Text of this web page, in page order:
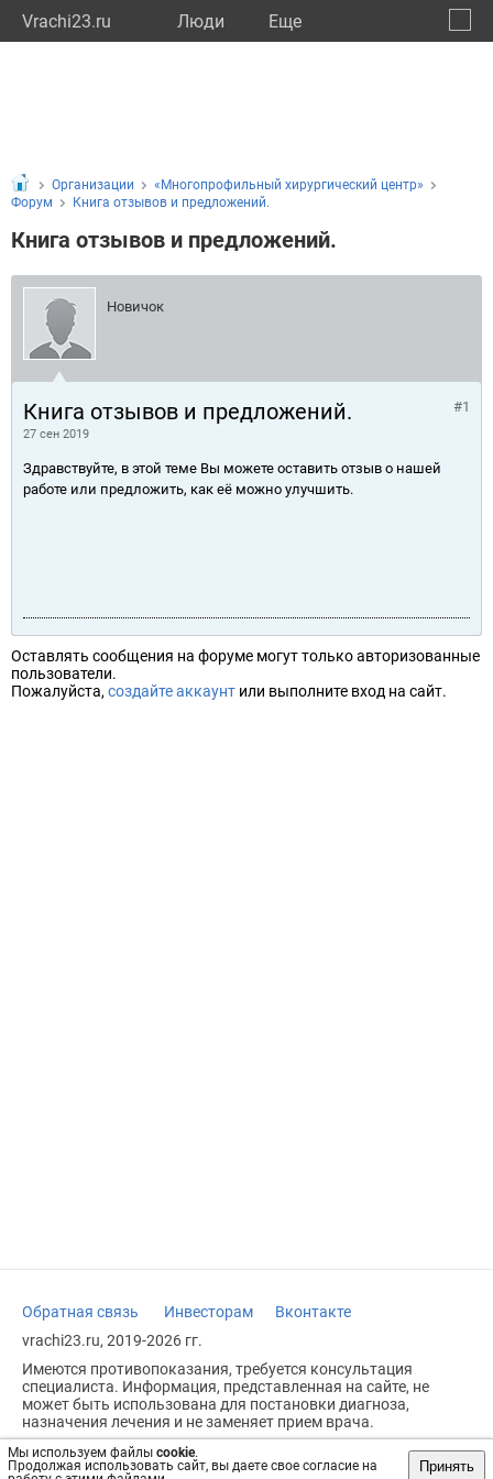
Vrachi23.ru Люди Eще
Мы используем файлы cookie.
Продолжая использовать сайт, вы даете свое согласие на
Принять
Организации
«Многопрофильный хирургический центр»
Форум
Книга отзывов и предложений.
Книга отзывов и предложений.
Новичок
Книга отзывов и предложений.
27 сен 2019
#1
Здравствуйте, в этой теме Вы можете оставить отзыв о нашей
работе или предложить, как её можно улучшить.
Оставлять сообщения на форуме могут только авторизованные
пользователи.
Пожалуйста, создайте аккаунт или выполните вход на сайт.
Обратная связь Инвесторам
Вконтакте
vrachi23.ru, 2019-2026 гг.
Имеются противопоказания, требуется консультация
специалиста. Информация, представленная на сайте, не
может быть использована для постановки диагноза,
назначения лечения и не заменяет прием врача.
Возрастное ограничение: 18+